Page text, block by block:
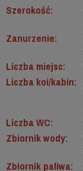
Szerokość:
Zanurzenie:
Liczba miejsc:
Liczba koi/kabin:
Liczba WC:
Zbiornik wody:
Zbiornik paliwa: